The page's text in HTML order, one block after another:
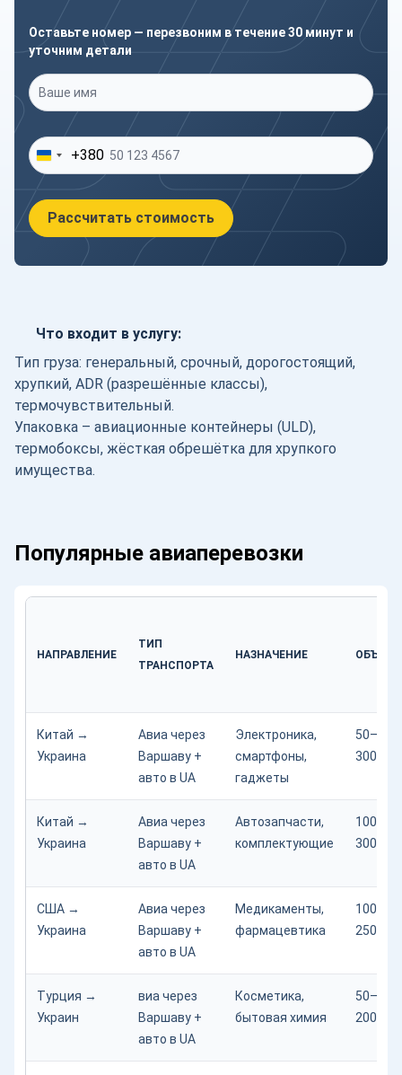
Оставьте номер — перезвоним в течение 30 минут и
уточним детали
Ваше имя
Ваш телефон*
+380
Рассчитать стоимость
Что входит в услугу:
Тип груза: генеральный, срочный, дорогостоящий,
хрупкий, ADR (разрешённые классы),
термочувствительный.
Упаковка – авиационные контейнеры (ULD),
термобоксы, жёсткая обрешётка для хрупкого
имущества.
Популярные авиаперевозки
НАПРАВЛЕНИЕ
ТИП
ТРАНСПОРТА
НАЗНАЧЕНИЕ ОБЪЕМ
Китай →
Украина
Авиа через
Варшаву +
авто в UA
Электроника,
смартфоны,
гаджеты
50–
300 кг
Китай →
Украина
Авиа через
Варшаву +
авто в UA
Автозапчасти,
комплектующие
100–
300 кг
США →
Украина
Авиа через
Варшаву +
авто в UA
Медикаменты,
фармацевтика
100–
250 кг
Турция →
Украин
виа через
Варшаву +
авто в UA
Косметика,
бытовая химия
50–
200 кг